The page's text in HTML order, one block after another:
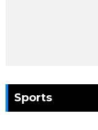
Sports